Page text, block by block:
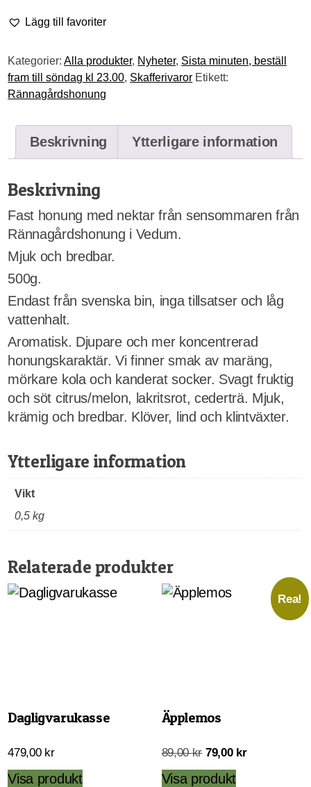
Lägg till favoriter
Kategorier:Alla produkter, Nyheter, Sista minuten, beställ
fram till söndag kl 23.00, Skafferivaror Etikett:
Rännagårdshonung
Beskrivning Ytterligare information
Beskrivning
Fast honung med nektar från sensommaren från
Rännagårdshonung i Vedum.
Mjuk och bredbar.
500g.
Endast från svenska bin, inga tillsatser och låg
vattenhalt.
Aromatisk. Djupare och mer koncentrerad
honungskaraktär. Vi finner smak av maräng,
mörkare kola och kanderat socker. Svagt fruktig
och söt citrus/melon, lakritsrot, cederträ. Mjuk,
krämig och bredbar. Klöver, lind och klintväxter.
Ytterligare information
Vikt
0,5 kg
Relaterade produkter
Dagligvarukasse
479,00 kr
Visa produkt
Rea!
Äpplemos
89,00kr Det
ursprungliga
79,00 krDet
Visa produkt